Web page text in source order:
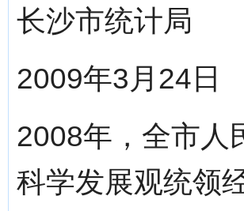
长沙市统计局
2009年3月24日
2008年，全市人
科学发展观统领